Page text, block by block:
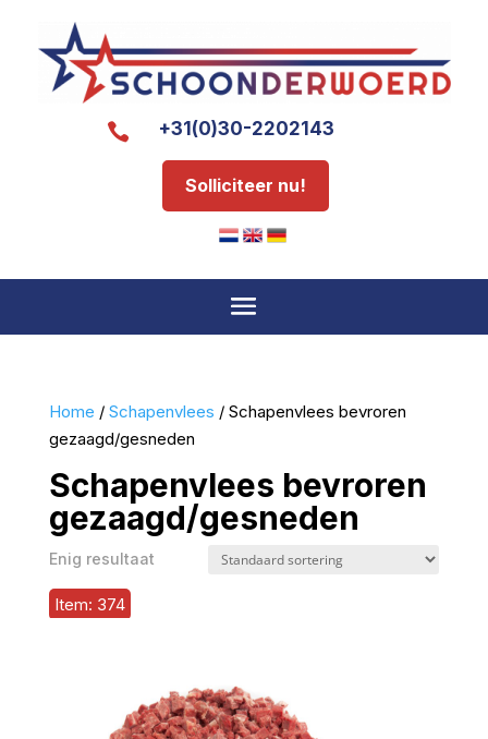
 +31(0)30-2202143
Solliciteer nu!
Home / Schapenvlees / Schapenvlees bevroren
gezaagd/gesneden
Schapenvlees bevroren
gezaagd/gesneden
Enig resultaat
Item: 374